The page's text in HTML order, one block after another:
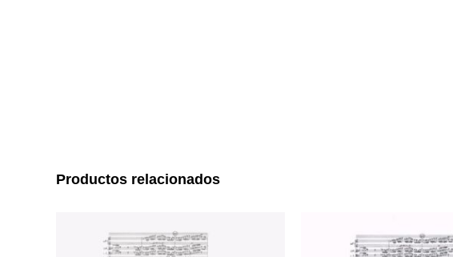
Productos relacionados